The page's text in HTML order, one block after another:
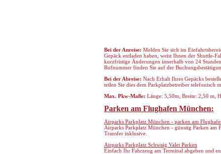
Bei der Anreise: Melden Sie sich im
Gepäck entladen haben, weist Ihnen der Shuttle-
kurzfristige Änderungen innerhalb von 24
Rufnummer finden Sie auf der
Bei der Abreise: Nach Erhalt Ihres Gepäcks
teilen Sie dies dem Parkplatzbetreiber telefonisch
Max. Pkw-Maße: Länge: 5,50m, Breite: 2,50 m,
Parken am Flughafen München:
Airparks Parkplatz München - parken am
Airparks Parkplatz München - günstig Parken am
Transfer inklusive.
Airparks Parkplatz Schwaig Valet Parken
Einfach Ihr Fahrzeug am Terminal abgeben und